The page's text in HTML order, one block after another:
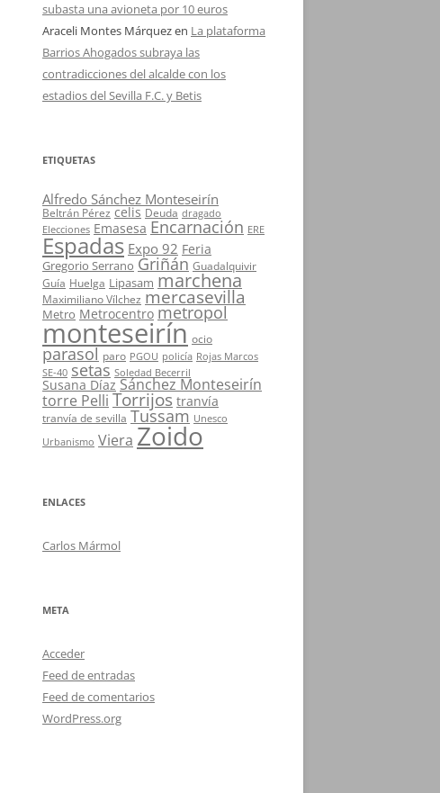
subasta una avioneta por 10 euros
Araceli Montes Márquezen La plataforma
Barrios Ahogados subraya las
contradicciones del alcalde con los
estadios del Sevilla F.C. y Betis
ETIQUETAS
Alfredo Sánchez Monteseirín
Beltrán Pérez celis Deuda dragado
Elecciones Emasesa Encarnación ERE
Espadas Expo 92 Feria
Gregorio Serrano Griñán Guadalquivir
Guía Huelga Lipasam marchena
Maximiliano Vílchez mercasevilla
Metro Metrocentro metropol
monteseirín ocio
parasol paro PGOU policía Rojas Marcos
SE-40 setas Soledad Becerril
Susana Díaz Sánchez Monteseirín
torre Pelli Torrijos tranvía
tranvía de sevilla Tussam Unesco
Urbanismo Viera Zoido
ENLACES
Carlos Mármol
META
Acceder
Feed de entradas
Feed de comentarios
WordPress.org